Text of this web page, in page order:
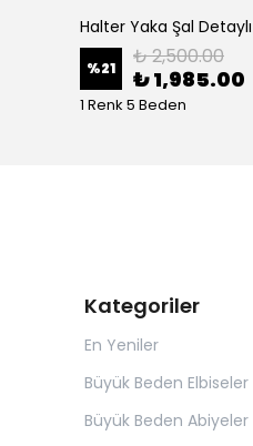
%21 ₺ 2,500.00
₺ 1,985.00
1 Renk 5 Beden
Kategoriler
En Yeniler
Büyük Beden Elbiseler
Büyük Beden Abiyeler